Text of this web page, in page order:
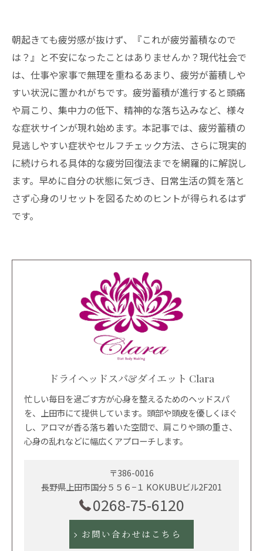
朝起きても疲労感が抜けず、『これが疲労蓄積なので
は？』と不安になったことはありませんか？現代社会で
は、仕事や家事で無理を重ねるあまり、疲労が蓄積しや
すい状況に置かれがちです。疲労蓄積が進行すると頭痛
や肩こり、集中力の低下、精神的な落ち込みなど、様々
な症状サインが現れ始めます。本記事では、疲労蓄積の
見逃しやすい症状やセルフチェック方法、さらに現実的
に続けられる具体的な疲労回復法までを網羅的に解説し
ます。早めに自分の状態に気づき、日常生活の質を落と
さず心身のリセットを図るためのヒントが得られるはず
です。
ドライヘッドスパ&ダイエット Clara
忙しい毎日を過ごす方が心身を整えるためのヘッドスパ
を、上田市にて提供しています。頭部や頭皮を優しくほぐ
し、アロマが香る落ち着いた空間で、肩こりや頭の重さ、
心身の乱れなどに幅広くアプローチします。
〒386-0016
長野県上田市国分５５６−１ KOKUBUビル2F201
0268-75-6120
お問い合わせはこちら